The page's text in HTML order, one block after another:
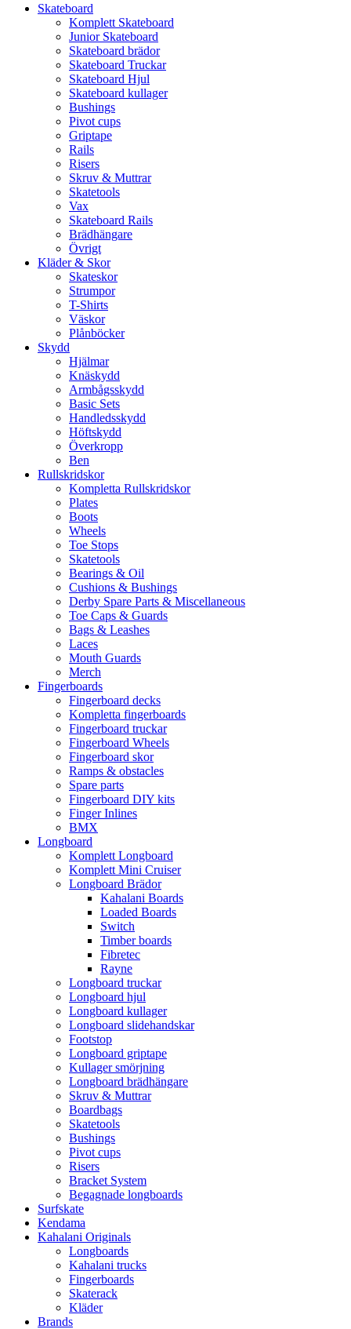
Skateboard
Komplett Skateboard
Junior Skateboard
Skateboard brädor
Skateboard Truckar
Skateboard Hjul
Skateboard kullager
Bushings
Pivot cups
Griptape
Rails
Risers
Skruv & Muttrar
Skatetools
Vax
Skateboard Rails
Brädhängare
Övrigt
Kläder & Skor
Skateskor
Strumpor
T-Shirts
Väskor
Plånböcker
Skydd
Hjälmar
Knäskydd
Armbågsskydd
Basic Sets
Handledsskydd
Höftskydd
Överkropp
Ben
Rullskridskor
Kompletta Rullskridskor
Plates
Boots
Wheels
Toe Stops
Skatetools
Bearings & Oil
Cushions & Bushings
Derby Spare Parts & Miscellaneous
Toe Caps & Guards
Bags & Leashes
Laces
Mouth Guards
Merch
Fingerboards
Fingerboard decks
Kompletta fingerboards
Fingerboard truckar
Fingerboard Wheels
Fingerboard skor
Ramps & obstacles
Spare parts
Fingerboard DIY kits
Finger Inlines
BMX
Longboard
Komplett Longboard
Komplett Mini Cruiser
Longboard Brädor
Kahalani Boards
Loaded Boards
Switch
Timber boards
Fibretec
Rayne
Longboard truckar
Longboard hjul
Longboard kullager
Longboard slidehandskar
Footstop
Longboard griptape
Kullager smörjning
Longboard brädhängare
Skruv & Muttrar
Boardbags
Skatetools
Bushings
Pivot cups
Risers
Bracket System
Begagnade longboards
Surfskate
Kendama
Kahalani Originals
Longboards
Kahalani trucks
Fingerboards
Skaterack
Kläder
Brands